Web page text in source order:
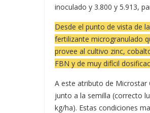
inoculado y 3.800 y 5.913,
Desde el punto de vista de
fertilizante microgranulado
provee al cultivo zinc,
FBN y de muy difícil
A este atributo de Microstar
junto a la semilla (correcto
kg/ha). Estas condiciones